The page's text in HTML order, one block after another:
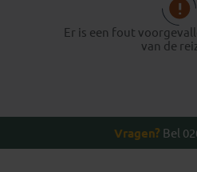
Er is een fout
van de
Vragen? Bel